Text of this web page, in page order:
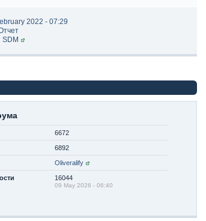
2022 - 07:29
SDM
6672
6892
Oliveralify
16044
09 May 2026 - 06:40